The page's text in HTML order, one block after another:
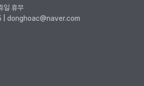
휴무
donghoac@naver.com